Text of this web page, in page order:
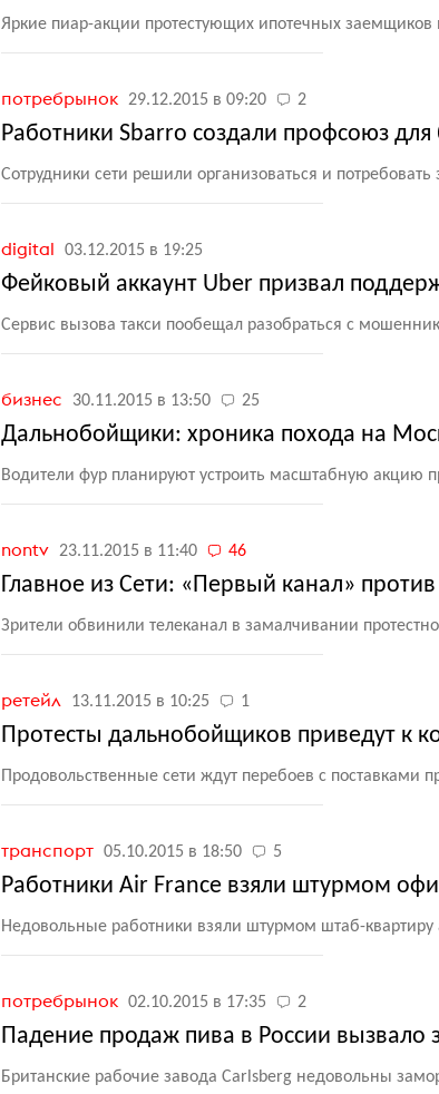
Яркие пиар-акции протестующих ипотечных
потребрынок 29.12.2015 в 09:20 2
Работники Sbarro создали профсоюз
Сотрудники сети решили организоваться и потребовать
digital 03.12.2015 в 19:25
Фейковый аккаунт Uber призвал
Сервис вызова такси пообещал разобраться с
бизнес 30.11.2015 в 13:50 25
Дальнобойщики: хроника похода на
Водители фур планируют устроить масштабную акцию
nontv 23.11.2015 в 11:40 46
Главное из Сети: «Первый канал»
Зрители обвинили телеканал в замалчивании
ретейл 13.11.2015 в 10:25 1
Протесты дальнобойщиков приведут к
Продовольственные сети ждут перебоев с поставками
транспорт 05.10.2015 в 18:50 5
Работники Air France взяли штурмом
Недовольные работники взяли штурмом штаб-
потребрынок 02.10.2015 в 17:35 2
Падение продаж пива в России вызвало
Британские рабочие завода Carlsberg недовольны